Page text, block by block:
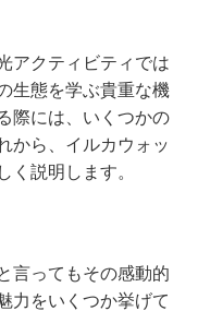
アクティビティでは
生態を学ぶ貴重な機
際には、いくつかの
から、イルカウォッ
く説明します。
言ってもその感動的
力をいくつか挙げて